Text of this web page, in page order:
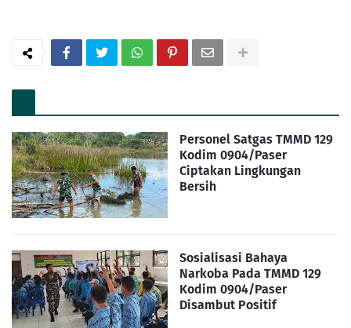
Personel Satgas TMMD 129
Kodim 0904/Paser
Ciptakan Lingkungan
Bersih
Sosialisasi Bahaya
Narkoba Pada TMMD 129
Kodim 0904/Paser
Disambut Positif